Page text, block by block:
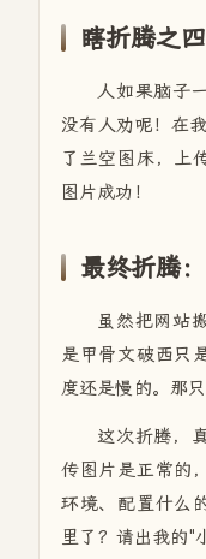
瞎折腾之
人如果脑子
没有人劝呢！在
了兰空图床，上
图片成功！
最终折腾
虽然把网站
是甲骨文破西只
度还是慢的。那
这次折腾，
传图片是正常的
环境、配置什么
里了？请出我的"